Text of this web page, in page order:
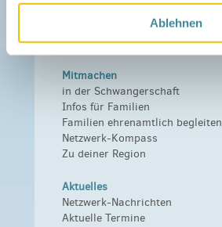
Ablehnen
Mitmachen
in der Schwangerschaft
Infos für Familien
Familien ehrenamtlich begleiten
Netzwerk-Kompass
Zu deiner Region
Aktuelles
Netzwerk-Nachrichten
Aktuelle Termine